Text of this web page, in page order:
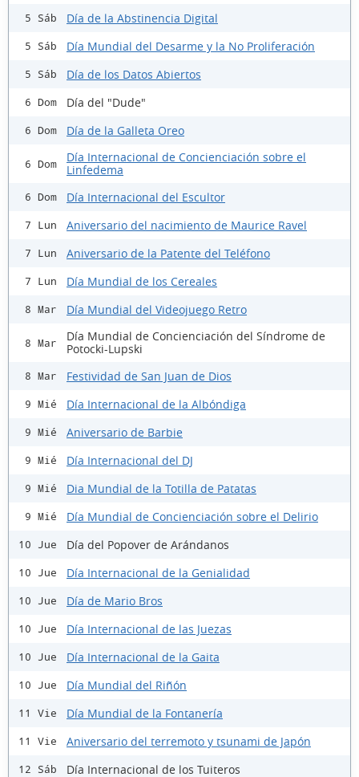
5 Sáb Día de la Abstinencia Digital
5 Sáb Día Mundial del Desarme y la No Proliferación
5 Sáb Día de los Datos Abiertos
6 Dom Día del "Dude"
6 Dom Día de la Galleta Oreo
6 Dom
Día Internacional de Concienciación sobre el
Linfedema
6 Dom Día Internacional del Escultor
7 Lun Aniversario del nacimiento de Maurice Ravel
7 Lun Aniversario de la Patente del Teléfono
7 Lun Día Mundial de los Cereales
8 Mar Día Mundial del Videojuego Retro
8 Mar
Día Mundial de Concienciación del Síndrome de
Potocki-Lupski
8 Mar Festividad de San Juan de Dios
9 Mié Día Internacional de la Albóndiga
9 Mié Aniversario de Barbie
9 Mié Día Internacional del DJ
9 Mié Dia Mundial de la Totilla de Patatas
9 Mié Día Mundial de Concienciación sobre el Delirio
10 Jue Día del Popover de Arándanos
10 Jue Día Internacional de la Genialidad
10 Jue Día de Mario Bros
10 Jue Día Internacional de las Juezas
10 Jue Día Internacional de la Gaita
10 Jue Día Mundial del Riñón
11 Vie Día Mundial de la Fontanería
11 Vie Aniversario del terremoto y tsunami de Japón
12 Sáb Día Internacional de los Tuiteros